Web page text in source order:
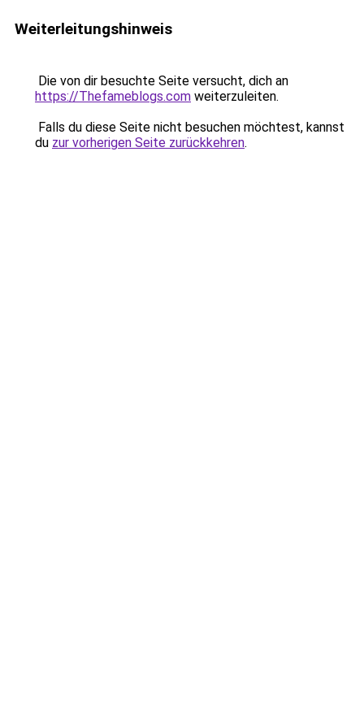
Weiterleitungshinweis
Die von dir besuchte Seite versucht, dich an
https://Thefameblogs.com weiterzuleiten.
Falls du diese Seite nicht besuchen möchtest, kannst
du zur vorherigen Seite zurückkehren.